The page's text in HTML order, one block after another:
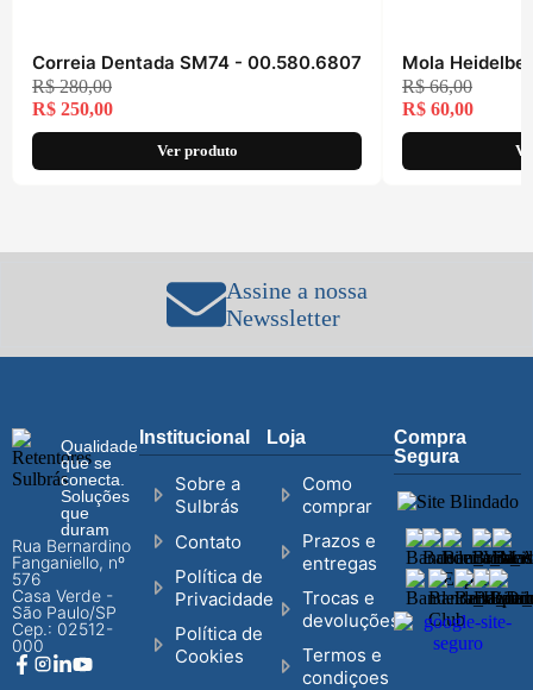
Correia Dentada SM74 - 00.580.6807
R$280,00
R$ 250,00
Ver produto
Mola
R$66,00
R$ 60,00
Assine a nossa
Newssletter
Qualidade
que se
conecta.
Soluções
que
duram
Rua Bernardino
Fanganiello, nº
576
Casa Verde -
São Paulo/SP
Cep.: 02512-
000
Institucional
Sobre a
Sulbrás
Contato
Política de
Privacidade
Política de
Cookies
Loja
Como
comprar
Prazos e
entregas
Trocas e
devoluções
Termos e
condiçoes
Compra
Segura